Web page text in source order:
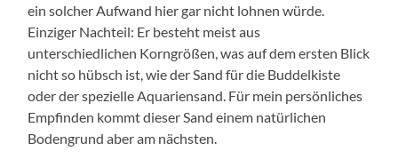
ein solcher Aufwand hier gar nicht lohnen würde.
Einziger Nachteil: Er besteht meist aus
unterschiedlichen Korngrößen, was auf dem ersten Blick
nicht so hübsch ist, wie der Sand für die Buddelkiste
oder der spezielle Aquariensand. Für mein persönliches
Empfinden kommt dieser Sand einem natürlichen
Bodengrund aber am nächsten.